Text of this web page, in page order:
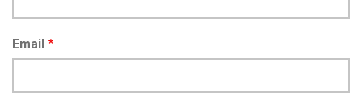
Email